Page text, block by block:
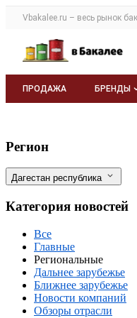
Раздел
Vbakalee.ru – весь рынок
Авторизация и
Навигация по
ПРОДАЖА БРЕНДЫ
Уникальная
Фильтры
Регион
Дагестан республика
Категория новостей
Все
Главные
Региональные
Дальнее зарубежье
Ближнее зарубежье
Новости компаний
Обзоры отрасли